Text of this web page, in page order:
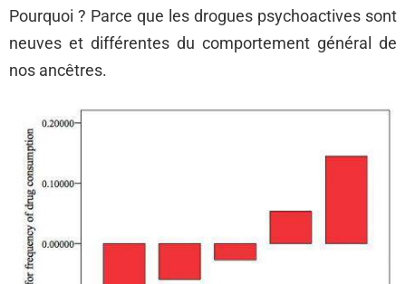
Pourquoi ? Parce que les drogues psychoactives sont
neuves et différentes du comportement général de
nos ancêtres.